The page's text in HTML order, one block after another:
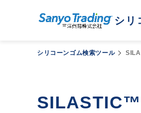
シリ
シリコーンゴム検索ツール